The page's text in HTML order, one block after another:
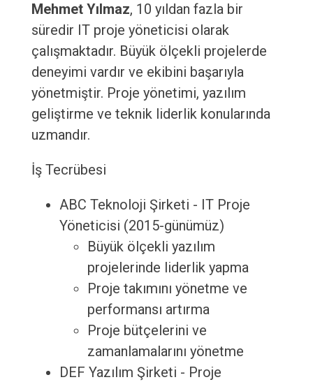
Mehmet Yılmaz, 10 yıldan fazla bir
süredir IT proje yöneticisi olarak
çalışmaktadır. Büyük ölçekli projelerde
deneyimi vardır ve ekibini başarıyla
yönetmiştir. Proje yönetimi, yazılım
geliştirme ve teknik liderlik konularında
uzmandır.
İş Tecrübesi
ABC Teknoloji Şirketi - IT Proje
Yöneticisi (2015-günümüz)
Büyük ölçekli yazılım
projelerinde liderlik yapma
Proje takımını yönetme ve
performansı artırma
Proje bütçelerini ve
zamanlamalarını yönetme
DEF Yazılım Şirketi - Proje